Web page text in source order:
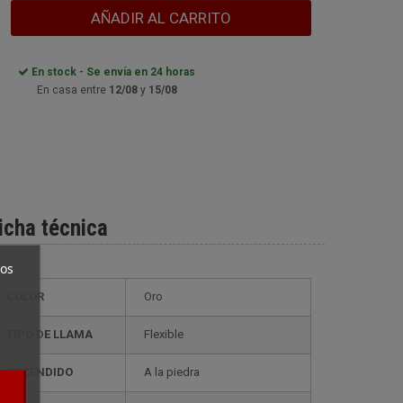
AÑADIR AL CARRITO
En stock - Se envía en 24 horas
En casa entre 12/08y 15/08
técnica
COLOR Oro
TIPO DE LLAMA Flexible
ENCENDIDO A la piedra